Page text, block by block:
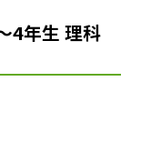
4年生 理科